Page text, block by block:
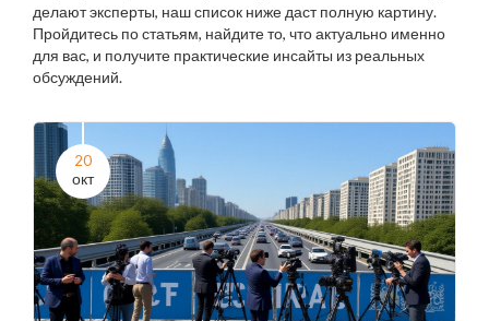
делают эксперты, наш список ниже даст полную картину.
Пройдитесь по статьям, найдите то, что актуально именно
для вас, и получите практические инсайты из реальных
обсуждений.
20
окт